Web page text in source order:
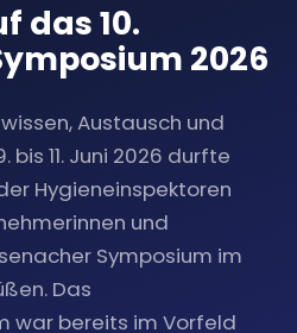
das 10.
2026
Austausch und
bis 11. Juni 2026 durfte
Hygieneinspektoren
und
Symposium im
Das
war bereits im Vorfeld